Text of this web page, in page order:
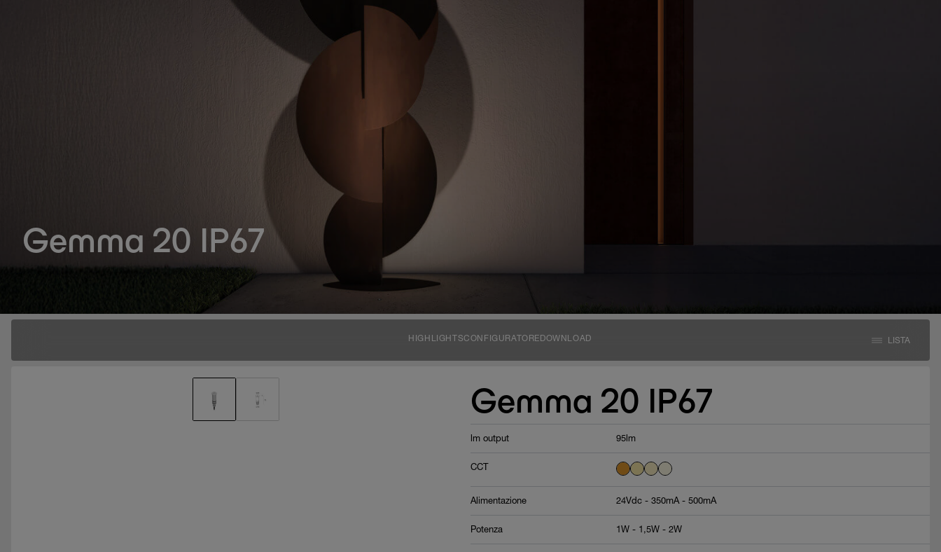
Gemma 20 IP67
HIGHLIGHTSCONFIGURATORE DOWNLOAD LISTA
Gemma 20 IP67
lm output 95lm
CCT
Alimentazione 24Vdc - 350mA - 500mA
Potenza 1W - 1,5W - 2W